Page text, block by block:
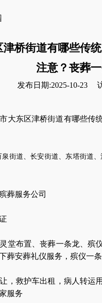
桥街道有哪些传
注意？丧葬
发布日期:2025-10-23
大东区津桥街道有哪些传
泉街道、长安街道、东塔街道
葬服务公司
灵堂布置 、丧葬一条龙 、殡
葬安葬礼仪服务 ， 殡仪一
， 救护车出租 ， 病人转运
服务